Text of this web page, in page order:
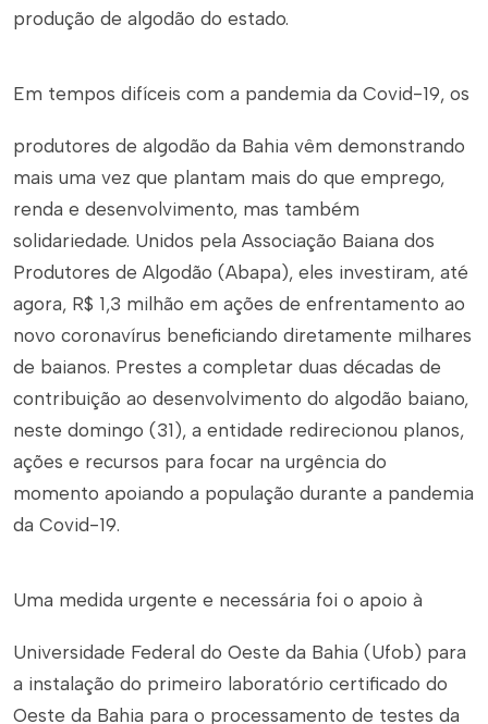
produção de algodão do estado.
Em tempos difíceis com a pandemia da Covid-19, os
produtores de algodão da Bahia vêm demonstrando
mais uma vez que plantam mais do que emprego,
renda e desenvolvimento, mas também
solidariedade. Unidos pela Associação Baiana dos
Produtores de Algodão (Abapa), eles investiram, até
agora, R$ 1,3 milhão em ações de enfrentamento ao
novo coronavírus beneficiando diretamente milhares
de baianos. Prestes a completar duas décadas de
contribuição ao desenvolvimento do algodão baiano,
neste domingo (31), a entidade redirecionou planos,
ações e recursos para focar na urgência do
momento apoiando a população durante a pandemia
da Covid-19.
Uma medida urgente e necessária foi o apoio à
Universidade Federal do Oeste da Bahia (Ufob) para
a instalação do primeiro laboratório certificado do
Oeste da Bahia para o processamento de testes da